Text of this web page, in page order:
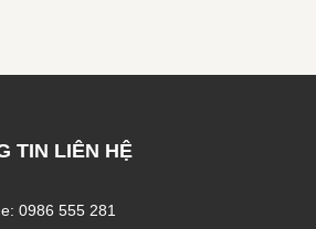
TIN LIÊN HỆ
0986 555 281